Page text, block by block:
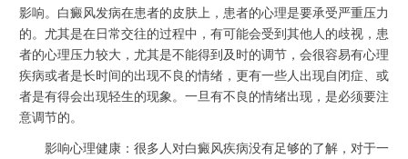
影响。白癜风发病在患者的皮肤上，患者的心理是要承受严重压力
的。尤其是在日常交往的过程中，有可能会受到其他人的歧视，患
者的心理压力较大，尤其是不能得到及时的调节，会很容易有心理
疾病或者是长时间的出现不良的情绪，更有一些人出现自闭症、或
者是有得会出现轻生的现象。一旦有不良的情绪出现，是必须要注
意调节的。
影响心理健康：很多人对白癜风疾病没有足够的了解，对于一